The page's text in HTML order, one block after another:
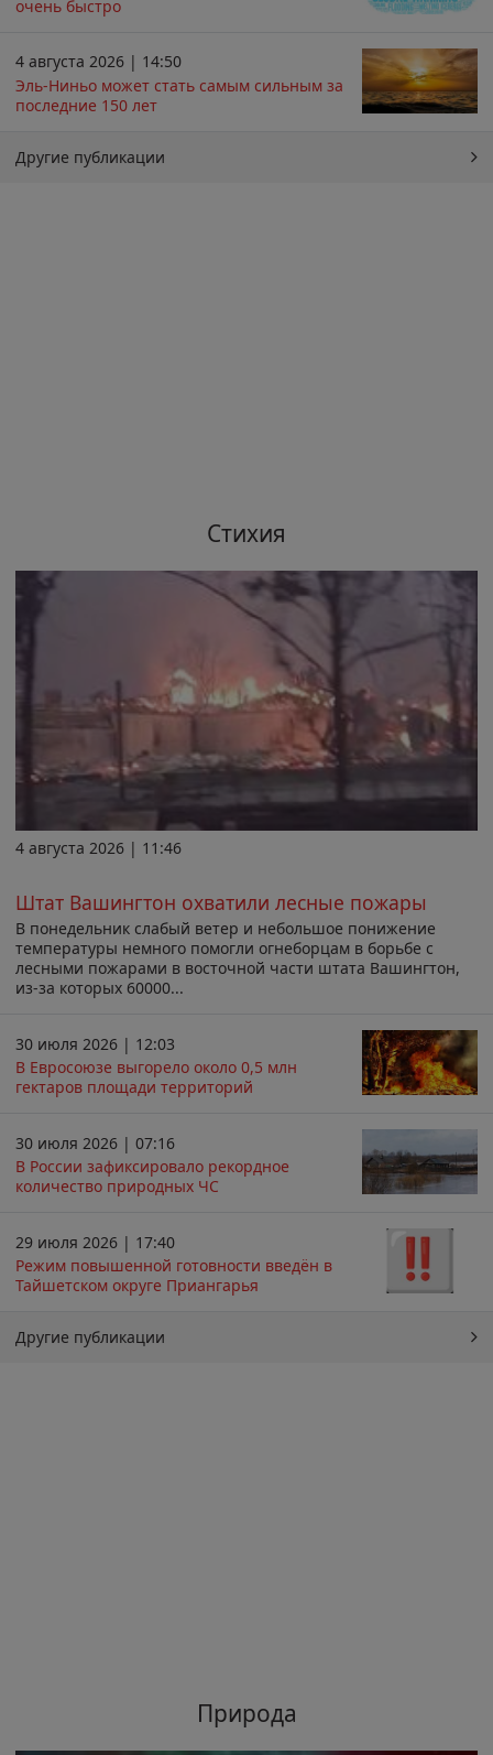
очень быстро
4 августа 2026 | 14:50
Эль-Ниньо может стать самым сильным за
последние 150 лет
Другие публикации
Стихия
4 августа 2026 | 11:46
Штат Вашингтон охватили лесные пожары
В понедельник слабый ветер и небольшое понижение
температуры немного помогли огнеборцам в борьбе с
лесными пожарами в восточной части штата Вашингтон,
из-за которых 60000...
30 июля 2026 | 12:03
В Евросоюзе выгорело около 0,5 млн
гектаров площади территорий
30 июля 2026 | 07:16
В России зафиксировало рекордное
количество природных ЧС
29 июля 2026 | 17:40
Режим повышенной готовности введён в
Тайшетском округе Приангарья
Другие публикации
Природа